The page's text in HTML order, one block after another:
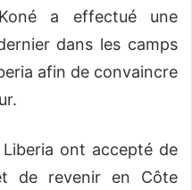
a effectué une
dans les camps
afin de convaincre
ont accepté de
de revenir en Côte